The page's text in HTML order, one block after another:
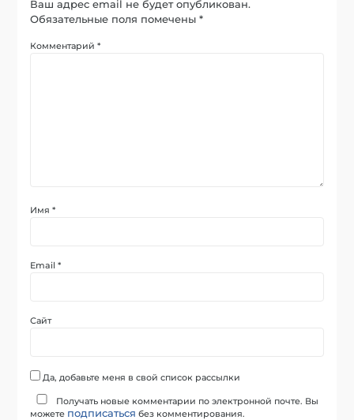
Ваш адрес email не будет опубликован.
Обязательные поля помечены*
Комментарий*
Имя*
Email*
Сайт
Да, добавьте меня в свой список рассылки
Получать новые комментарии по электронной почте. Вы
можете подписаться без комментирования.